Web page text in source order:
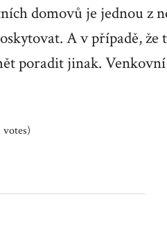
domovů je jednou z
A v případě,
poradit jinak.